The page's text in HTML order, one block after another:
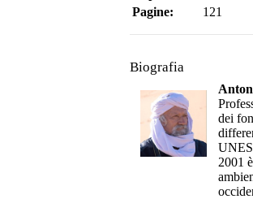
Pagine:
121
Biografia
dei
2001